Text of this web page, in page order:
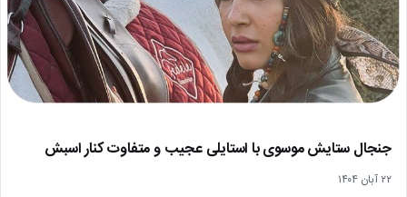
جنجال ستایش موسوی با استایلی عجیب و متفاوت کنار اسبش
۲۲ آبان ۱۴۰۴